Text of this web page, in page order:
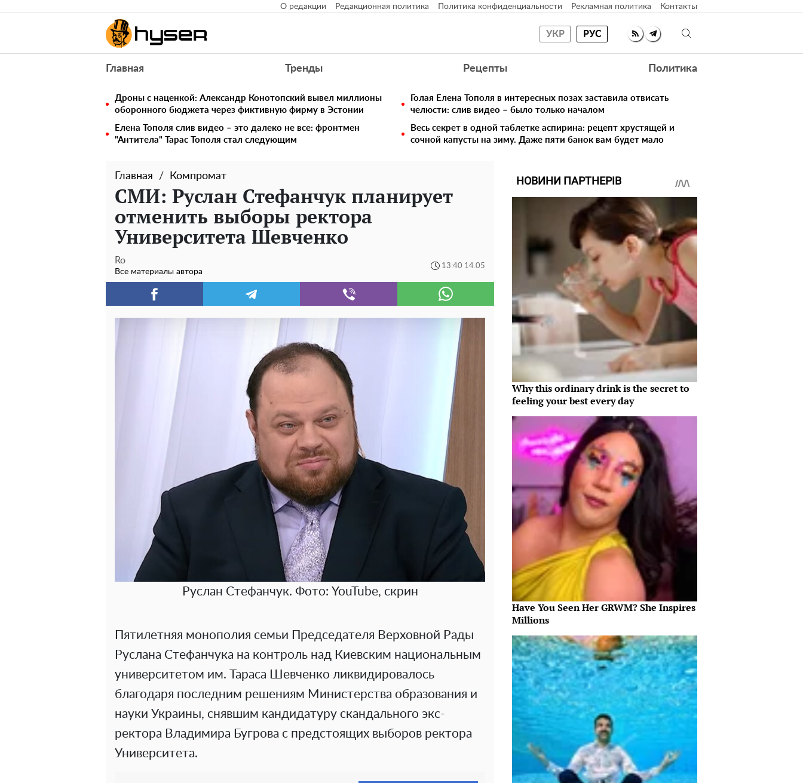
О редакции Редакционная политика Политика конфиденциальности Рекламная политика Контакты
УКР РУС
Главная Тренды Рецепты Политика
Дроны с наценкой: Александр Конотопский вывел миллионы
оборонного бюджета через фиктивную фирму в Эстонии
Голая Елена Тополя в интересных позах заставила отвисать
челюсти: слив видео – было только началом
Елена Тополя слив видео – это далеко не все: фронтмен
"Антитела" Тарас Тополя стал следующим
Весь секрет в одной таблетке аспирина: рецепт хрустящей и
сочной капусты на зиму. Даже пяти банок вам будет мало
Главная Компромат
СМИ: Руслан Стефанчук планирует
отменить выборы ректора
Университета Шевченко
Ro
Все материалы автора
13:40 14.05
Руслан Стефанчук. Фото: YouTube, скрин
Пятилетняя монополия семьи Председателя Верховной Рады
Руслана Стефанчука на контроль над Киевским национальным
университетом им. Тараса Шевченко ликвидировалось
благодаря последним решениям Министерства образования и
науки Украины, снявшим кандидатуру скандального экс-
ректора Владимира Бугрова с предстоящих выборов ректора
Университета.
НОВИНИ ПАРТНЕРІВ
Why this ordinary drink is the secret to
feeling your best every day
Have You Seen Her GRWM? She Inspires
Millions